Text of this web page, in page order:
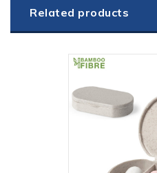
Related products